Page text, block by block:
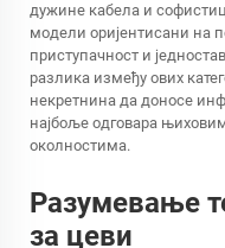
дужине кабела и
модели оријентисани на
приступачност и
разлика између ових
некретнина да доносе
најбоље одговара
околностима.
Разумевање
за цеви